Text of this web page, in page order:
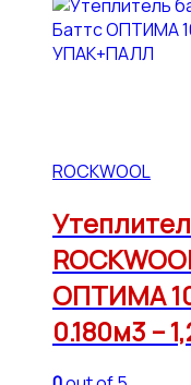
ROCKWOOL
ОПТИМА
0.180м3 –